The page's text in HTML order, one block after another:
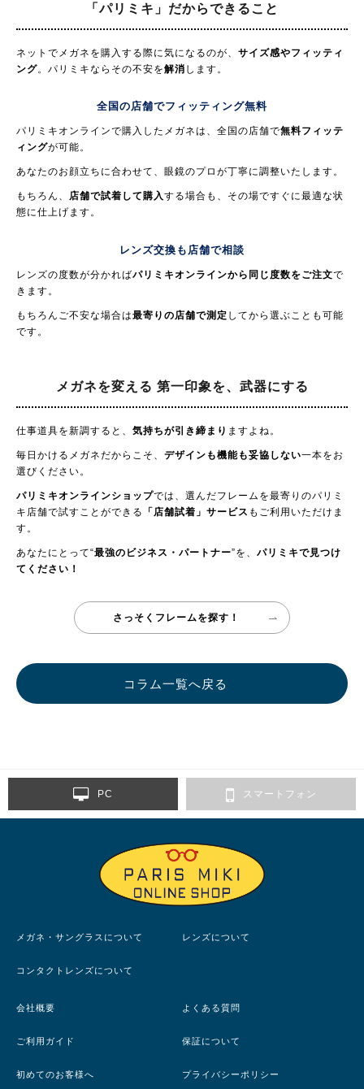
「パリミキ」だからできること
ネットでメガネを購入する際に気になるのが、 サイズ感やフィッティ
ング。パリミキならその不安を解消 します。
全国の店舗でフィッティング無料
パリミキオンラインで購入したメガネは、全国の店舗で無料フィッテ
ィングが可能。
あなたのお顔立ちに合わせて、眼鏡のプロが丁寧に調整いたします。
もちろん、 店舗で試着して購入する場合も、その場ですぐに最適な状
態に仕上げます。
レンズ交換も店舗で相談
レンズの度数が分かればパリミキオンラインから同じ度数をご注文で
きます。
もちろんご不安な場合は最寄りの店舗で測定 してから選ぶことも可能
です。
メガネを変える 第一印象を、武器にする
仕事道具を新調すると、 気持ちが引き締まり ますよね。
毎日かけるメガネだからこそ、 デザインも機能も妥協しない一本をお
選びください。
パリミキオンラインショップでは、選んだフレームを最寄りのパリミ
キ店舗で試すことができる
「店舗試着」サービス もご利用いただけま
す。
あなたにとって“最強のビジネス・パートナー”を、 パリミキで見つけ
てください！
さっそくフレームを探す！
コラム一覧へ戻る
PC スマートフォン
メガネ・サングラスについて レンズについて
コンタクトレンズについて
会社概要 よくある質問
ご利用ガイド 保証について
初めてのお客様へ プライバシーポリシー